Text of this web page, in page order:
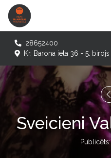
28652400
Kr. Barona iela 36 - 5. birojs
Sveicieni